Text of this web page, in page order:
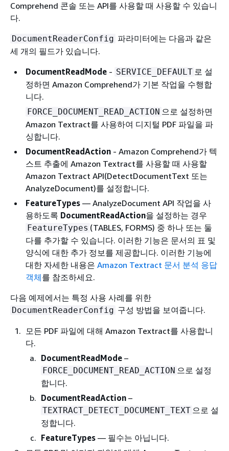
Comprehend 콘솔 또는 API를 사용할 때 사용할 수 있습니
다.
DocumentReaderConfig 파라미터에는 다음과 같은
세 개의 필드가 있습니다.
DocumentReadMode - SERVICE_DEFAULT 로 설
정하면 Amazon Comprehend가 기본 작업을 수행합
니다.
FORCE_DOCUMENT_READ_ACTION 으로 설정하면
Amazon Textract를 사용하여 디지털 PDF 파일을 파
싱합니다.
DocumentReadAction - Amazon Comprehend가 텍
스트 추출에 Amazon Textract를 사용할 때 사용할
Amazon Textract API(DetectDocumentText 또는
AnalyzeDocument)를 설정합니다.
FeatureTypes — AnalyzeDocument API 작업을 사
용하도록 DocumentReadAction을 설정하는 경우
FeatureTypes (TABLES, FORMS) 중 하나 또는 둘
다를 추가할 수 있습니다. 이러한 기능은 문서의 표 및
양식에 대한 추가 정보를 제공합니다. 이러한 기능에
대한 자세한 내용은 Amazon Textract 문서 분석 응답
객체를 참조하세요.
다음 예제에서는 특정 사용 사례를 위한
DocumentReaderConfig 구성 방법을 보여줍니다.
모든 PDF 파일에 대해 Amazon Textract를 사용합니
다.
DocumentReadMode –
FORCE_DOCUMENT_READ_ACTION 으로 설정
합니다.
DocumentReadAction –
TEXTRACT_DETECT_DOCUMENT_TEXT 으로 설
정합니다.
FeatureTypes — 필수는 아닙니다.